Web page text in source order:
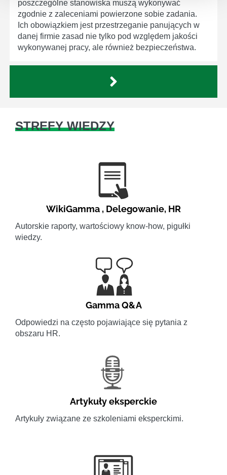
poszczególne stanowiska muszą wykonywać
zgodnie z zaleceniami powierzone sobie zadania.
Ich obowiązkiem jest przestrzeganie panujących w
danej firmie zasad nie tylko pod względem jakości
wykonywanej pracy, ale również bezpieczeństwa.
STREFY WIEDZY
WikiGamma , Delegowanie, HR
Autorskie raporty, wartościowy know-how, pigułki
wiedzy.
Gamma Q&A
Odpowiedzi na często pojawiające się pytania z
obszaru HR.
Artykuły eksperckie
Artykuły związane ze szkoleniami eksperckimi.